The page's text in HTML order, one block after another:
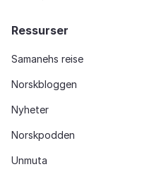
Ressurser
Samanehs reise
Norskbloggen
Nyheter
Norskpodden
Unmuta